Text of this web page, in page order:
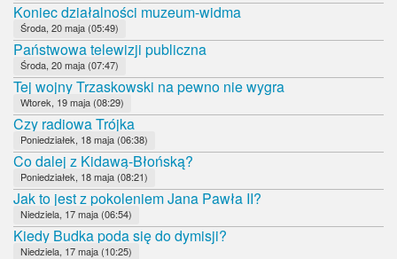
Koniec działalności muzeum-widma
Środa, 20 maja (05:49)
Państwowa telewizji publiczna
Środa, 20 maja (07:47)
Tej wojny Trzaskowski na pewno nie wygra
Wtorek, 19 maja (08:29)
Czy radiowa Trójka
Poniedziałek, 18 maja (06:38)
Co dalej z Kidawą-Błońską?
Poniedziałek, 18 maja (08:21)
Jak to jest z pokoleniem Jana Pawła II?
Niedziela, 17 maja (06:54)
Kiedy Budka poda się do dymisji?
Niedziela, 17 maja (10:25)